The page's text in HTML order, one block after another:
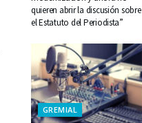
quieren abrir la discusión sobre
el Estatuto del Periodista”
GREMIAL